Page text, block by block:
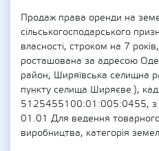
Продаж права оренди на
сільськогосподарського
власності, строком на 7
росташована за адресою
район, Ширяївська селищна
пункту селища Ширяєве ),
5125455100:01:005:0455, з
01.01 Для ведення товарного
виробництва, категорія